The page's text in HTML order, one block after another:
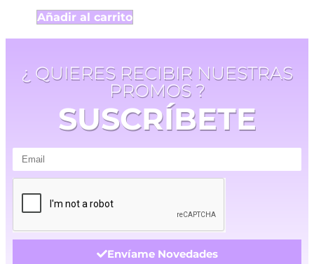
Añadir al carrito
¿ QUIERES RECIBIR NUESTRAS
PROMOS ?
SUSCRÍBETE
Envíame Novedades